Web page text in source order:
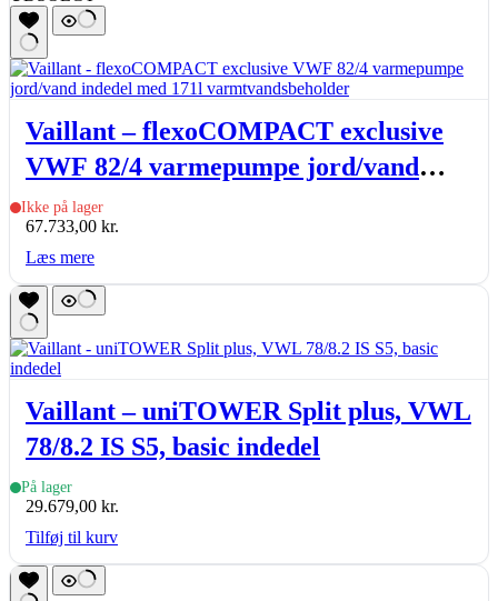
Vaillant – flexoCOMPACT exclusive
VWF 82/4 varmepumpe jord/vand
indedel med 171l varmtvandsbeholder
Ikke på lager
67.733,00 kr.
Læs mere
Vaillant – uniTOWER Split plus, VWL
78/8.2 IS S5, basic indedel
På lager
29.679,00 kr.
Tilføj til kurv